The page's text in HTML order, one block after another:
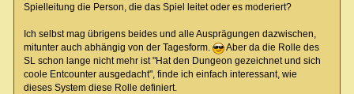
Spielleitung die Person, die das Spiel leitet oder es moderiert?
Ich selbst mag übrigens beides und alle Ausprägungen dazwischen,
mitunter auch abhängig von der Tagesform.
Aber da die Rolle des
SL schon lange nicht mehr ist "Hat den Dungeon gezeichnet und sich
coole Entcounter ausgedacht", finde ich einfach interessant, wie
dieses System diese Rolle definiert.